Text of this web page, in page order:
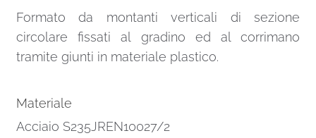
Formato da montanti verticali di sezione
circolare fissati al gradino ed al corrimano
tramite giunti in materiale plastico.
Materiale
Acciaio S235JREN10027/2